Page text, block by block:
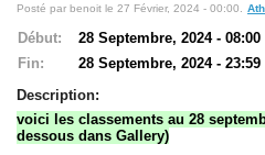
Triathlon
Ski Nordique
Courses à pieds
Athlétisme
Slalom In-Line
Caisse à savon
Posté par benoit le 27 Février, 2024 - 00:00.
Début:
28 Septembre, 2024 - 08:00
Fin:
28 Septembre, 2024 - 23:59
Description:
voici les classements au 28
dessous dans Gallery)